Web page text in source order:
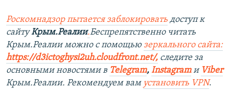
Роскомнадзор пытается заблокировать доступ к
сайтуКрым.Реалии.Беспрепятственно читать
Крым.Реалии можно с помощью зеркального сайта:
https://d3ictoghysi2uh.cloudfront.net/, следите за
основными новостями в Telegram, Instagramи Viber
Крым.Реалии. Рекомендуем вам установить VPN.